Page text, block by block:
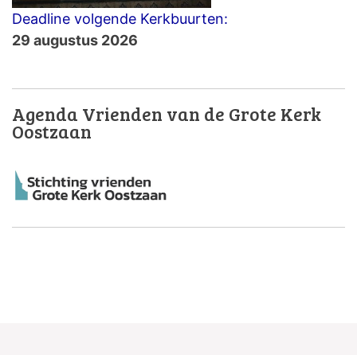
Deadline volgende Kerkbuurten:
29 augustus 2026
Agenda Vrienden van de Grote Kerk
Oostzaan